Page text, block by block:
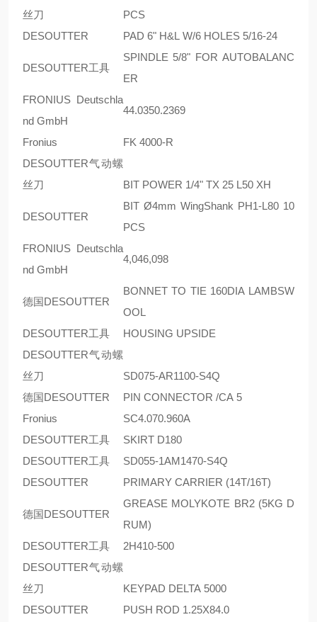
丝刀
PCS
DESOUTTER
PAD 6" H&L W/6 HOLES 5/16-24
DESOUTTER工具
SPINDLE 5/8" FOR AUTOBALANC
ER
FRONIUS Deutschla
nd GmbH
44.0350.2369
Fronius
FK 4000-R
DESOUTTER气动螺
丝刀
BIT POWER 1/4" TX 25 L50 XH
DESOUTTER
BIT Ø4mm WingShank PH1-L80 10
PCS
FRONIUS Deutschla
nd GmbH
4,046,098
德国DESOUTTER
BONNET TO TIE 160DIA LAMBSW
OOL
DESOUTTER工具
HOUSING UPSIDE
DESOUTTER气动螺
丝刀
SD075-AR1100-S4Q
德国DESOUTTER
PIN CONNECTOR /CA 5
Fronius
SC4.070.960A
DESOUTTER工具
SKIRT D180
DESOUTTER工具
SD055-1AM1470-S4Q
DESOUTTER
PRIMARY CARRIER (14T/16T)
德国DESOUTTER
GREASE MOLYKOTE BR2 (5KG D
RUM)
DESOUTTER工具
2H410-500
DESOUTTER气动螺
丝刀
KEYPAD DELTA 5000
DESOUTTER
PUSH ROD 1.25X84.0